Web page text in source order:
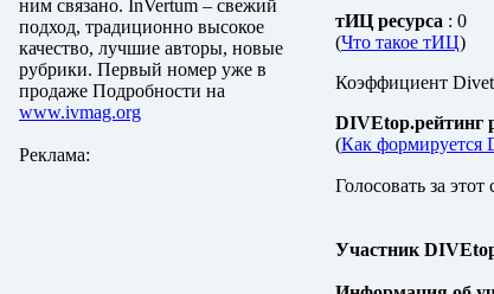
ним связано. InVertum – свежий
подход, традиционно высокое
качество, лучшие авторы, новые
рубрики. Первый номер уже в
продаже Подробности на
www.ivmag.org
Реклама:
тИЦ ресурса : 0
(Что такое тИЦ)
Коэффициент
DIVEtop.рейтинг
(Как формируется
Голосовать за
Участник